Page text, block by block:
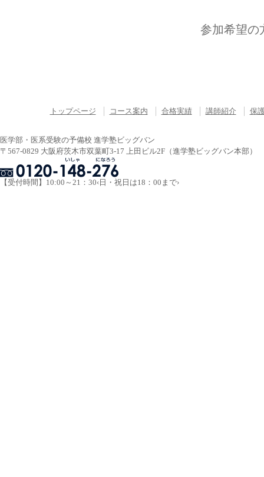
参加希望の
トップページ コース案内 合格実績 講師紹介 保
医学部・医系受験の予備校 進学塾ビッグバン
〒567-0829 大阪府茨木市双葉町3-17 上田ビル2F（進学塾ビッグバン本部）
【受付時間】10:00～21：30‹日・祝日は18：00まで›